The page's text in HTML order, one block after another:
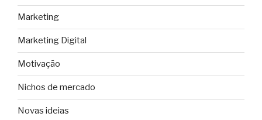
Marketing
Marketing Digital
Motivação
Nichos de mercado
Novas ideias